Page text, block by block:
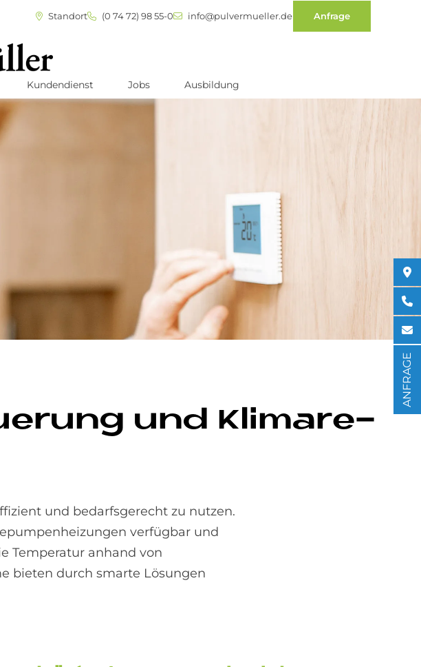
Standort (0 74 72) 98 55-0 info@pulvermueller.de Anfrage
Kundendienst Jobs Ausbildung
und Kli­ma­re­
und bedarfsgerecht zu nutzen.
verfügbar und
Temperatur anhand von
bieten durch smarte Lösungen
ANFRAGE